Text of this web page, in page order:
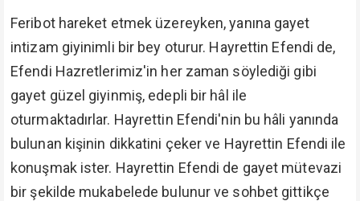
Feribot hareket etmek üzereyken, yanına gayet
intizam giyinimli bir bey oturur. Hayrettin Efendi de,
Efendi Hazretlerimiz'in her zaman söylediği gibi
gayet güzel giyinmiş, edepli bir hâl ile
oturmaktadırlar. Hayrettin Efendi'nin bu hâli yanında
bulunan kişinin dikkatini çeker ve Hayrettin Efendi ile
konuşmak ister. Hayrettin Efendi de gayet mütevazi
bir şekilde mukabelede bulunur ve sohbet gittikçe